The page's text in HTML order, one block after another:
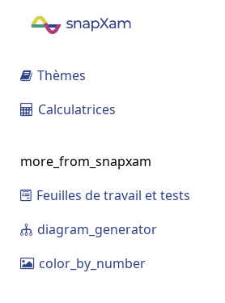
 Thèmes
 Calculatrices
more_from_snapxam
 Feuilles de travail et tests
 diagram_generator
 color_by_number